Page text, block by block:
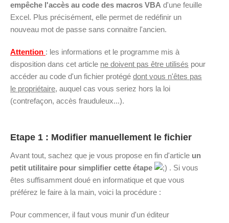
empêche l'accès au code des macros VBA d'une feuille
Excel. Plus précisément, elle permet de redéfinir un
nouveau mot de passe sans connaitre l'ancien.
Attention : les informations et le programme mis à
disposition dans cet article ne doivent pas être utilisés pour
accéder au code d'un fichier protégé dont vous n'êtes pas
le propriétaire, auquel cas vous seriez hors la loi
(contrefaçon, accès frauduleux...).
Etape 1 : Modifier manuellement le fichier
Avant tout, sachez que je vous propose en fin d'article un
petit utilitaire pour simplifier cette étape
. Si vous
êtes suffisamment doué en informatique et que vous
préférez le faire à la main, voici la procédure :
Pour commencer, il faut vous munir d'un éditeur